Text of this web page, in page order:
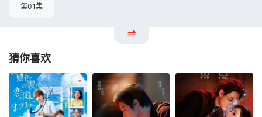
第01集
猜你喜欢